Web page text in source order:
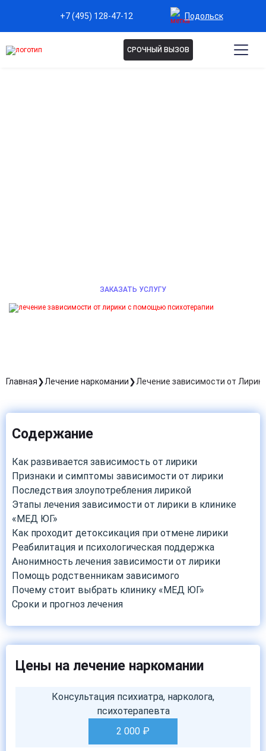
+7 (495) 128-47-12 Подольск
СРОЧНЫЙ ВЫЗОВ
ЗАКАЗАТЬ УСЛУГУ
Главная Лечение наркомании Лечение зависимости от
Содержание
Как развивается зависимость от лирики
Признаки и симптомы зависимости от лирики
Последствия злоупотребления лирикой
Этапы лечения зависимости от лирики в клинике
«МЕД ЮГ»
Как проходит детоксикация при отмене лирики
Реабилитация и психологическая поддержка
Анонимность лечения зависимости от лирики
Помощь родственникам зависимого
Почему стоит выбрать клинику «МЕД ЮГ»
Сроки и прогноз лечения
Цены на лечение наркомании
Консультация психиатра, нарколога,
психотерапевта
2 000 ₽